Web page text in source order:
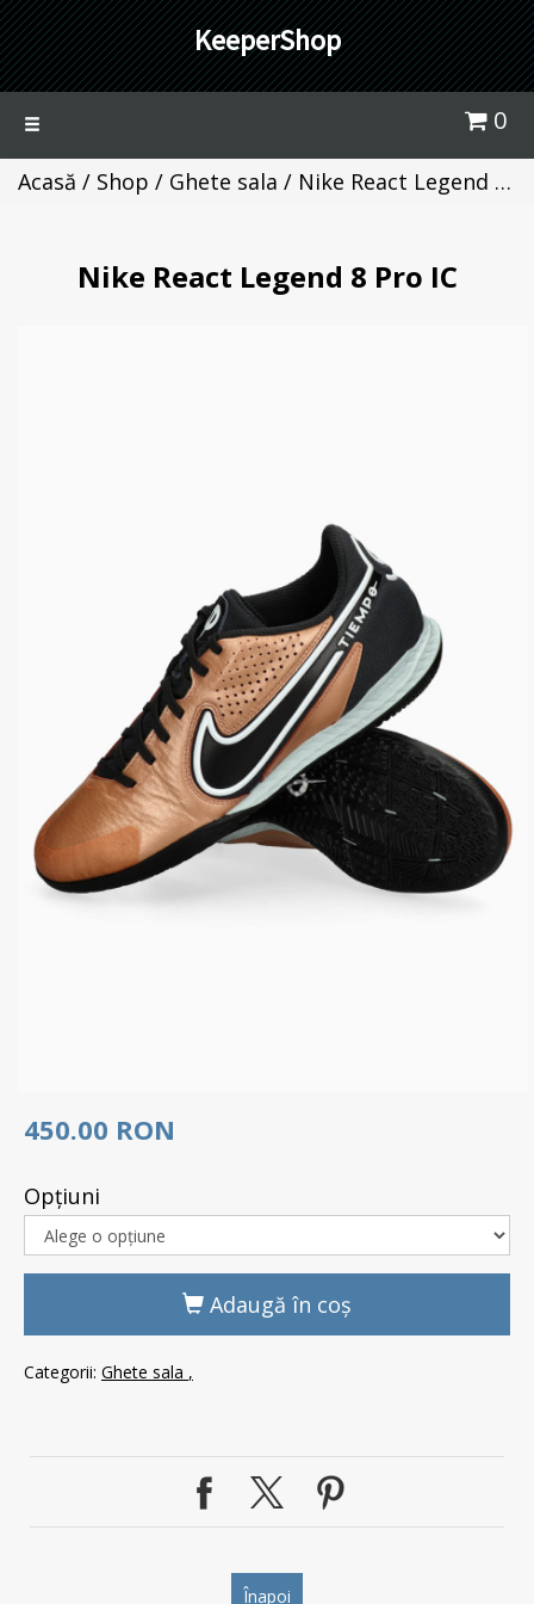
KeeperShop
Toggle
0
Acasă / Shop / Ghete sala / Nike React Legend 8 Pro IC
Nike React Legend 8 Pro IC
450.00 RON
Opţiuni
Adaugă în coş
Categorii: Ghete sala
Înapoi